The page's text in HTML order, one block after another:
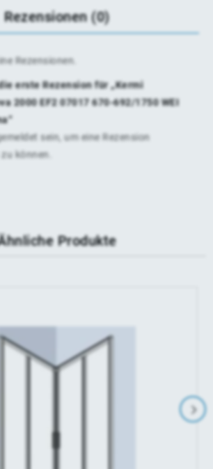
Rezensionen (0)
Rezensionen.
erste Rezension für „Kermi
2000 EF2 07017 670-692/1750 WEI
sein, um eine Rezension
können.
Produkte